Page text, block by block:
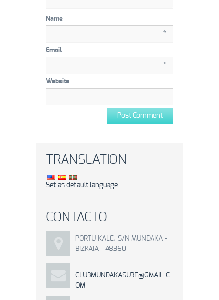
Name
*
Email
*
Website
TRANSLATION
Set as default language
CONTACTO
PORTU KALE, S/N MUNDAKA -
BIZKAIA - 48360
CLUBMUNDAKASURF@GMAIL.C
OM